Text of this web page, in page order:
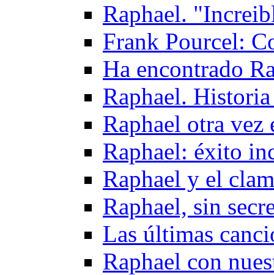
Raphael.
Frank Pourcel:
Ha encontrado
Raphael.
Raphael otra
Raphael: éxito
Raphael y el
Raphael, sin
Las últimas
Raphael con